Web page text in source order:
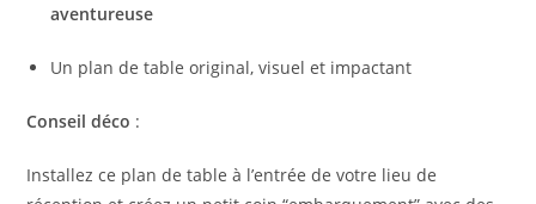
aventureuse
Un plan de table original, visuel et impactant
Conseil déco :
Installez ce plan de table à l’entrée de votre lieu de